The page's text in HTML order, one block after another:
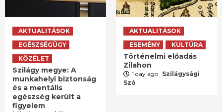
AKTUALITÁSOK
EGÉSZSÉGÜGY
KÖZÉLET
Szilágy megye: A
munkahelyi biztonság
és a mentális
egészség került a
figyelem
AKTUALITÁSOK
ESEMÉNY
KULTÚRA
Történelmi előadás
Zilahon
1 day ago Szilágysági
Szó